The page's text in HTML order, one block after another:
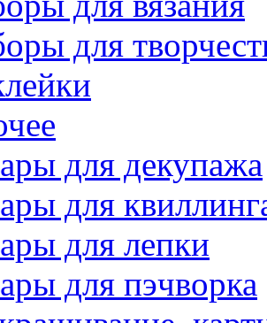
для
для декупажа
для
для лепки
для пэчворка